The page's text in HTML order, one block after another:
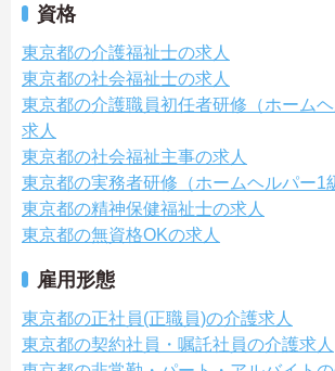
資格
東京都の介護福祉士の求人
東京都の社会福祉士の求人
東京都の介護職員初任者研修（ホーム
求人
東京都の社会福祉主事の求人
東京都の実務者研修（ホームヘルパー1
東京都の精神保健福祉士の求人
東京都の無資格OKの求人
雇用形態
東京都の正社員(正職員)の介護求人
東京都の契約社員・嘱託社員の介護求人